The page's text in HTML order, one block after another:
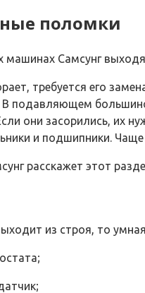
поломки
машинах Самсунг
требуется его
подавляющем
они засорились, их
и подшипники.
расскажет этот
из строя, то